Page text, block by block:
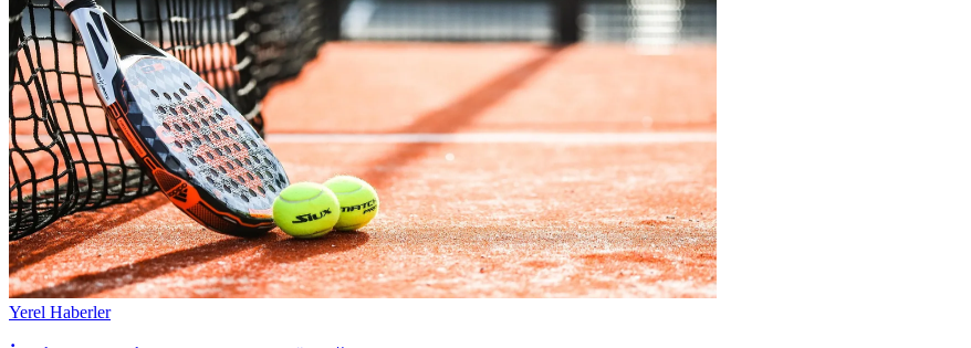
Yerel Haberler